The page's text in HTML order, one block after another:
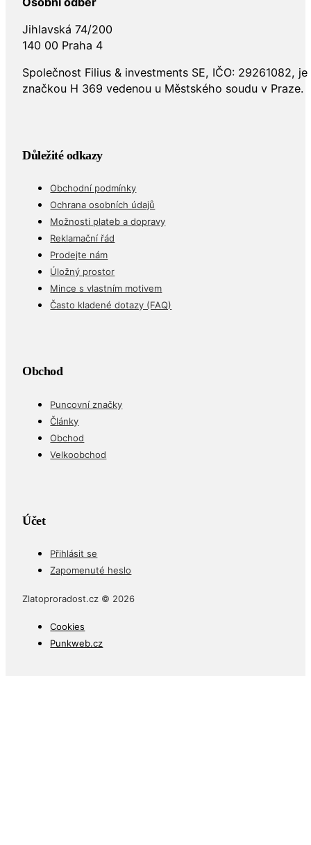
Jihlavská 74/200
140 00 Praha 4
Společnost Filius & investments SE, IČO: 29261082,
značkou H 369 vedenou u Městského soudu v Praze.
Důležité odkazy
Obchodní podmínky
Ochrana osobních údajů
Možnosti plateb a dopravy
Reklamační řád
Prodejte nám
Úložný prostor
Mince s vlastním motivem
Často kladené dotazy (FAQ)
Obchod
Puncovní značky
Články
Obchod
Velkoobchod
Účet
Přihlásit se
Zapomenuté heslo
Zlatoproradost.cz © 2026
Cookies
Punkweb.cz